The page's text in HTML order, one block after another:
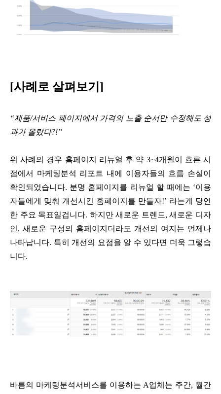
[사례로 살펴보기]
“제품/서비스 페이지에서 가격의 노출 순서만 수정해도 성
과가 올랐다?!”
위 사례의 경우 홈페이지 리뉴얼 후 약 3~4개월이 흐른 시
점에서 마케팅분석 리포트 내에 이용자들의 흐름 손실이
확인되었습니다. 분명 홈페이지를 리뉴얼 할 때에는 ‘이용
자들에게 맞춰 개선시킨 홈페이지를 만들자!’ 라는게 당연
한 주요 목표일겁니다. 하지만 새로운 트렌드, 새로운 디자
인, 새로운 구성의 홈페이지더라도 개선의 여지는 언제나
나타납니다. 특히 개선의 요점을 알 수 있다면 더욱 그렇습
니다.
바름의 마케팅분석서비스를 이용하는 A업체는 주간, 월간